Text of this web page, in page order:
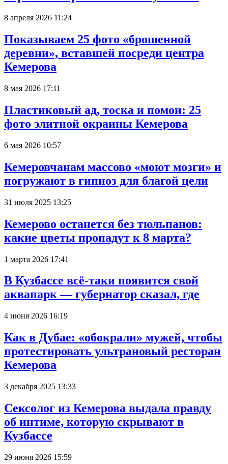
8 апреля 2026 11:24
Показываем 25 фото «брошенной
деревни», вставшей посреди центра
Кемерова
8 мая 2026 17:11
Пластиковый ад, тоска и помои: 25
фото элитной окраины Кемерова
6 мая 2026 10:57
Кемеровчанам массово «моют мозги» и
погружают в гипноз для благой цели
31 июля 2025 13:25
Кемерово останется без тюльпанов:
какие цветы пропадут к 8 марта?
1 марта 2026 17:41
В Кузбассе всё-таки появится свой
аквапарк — губернатор сказал, где
4 июня 2026 16:19
Как в Дубае: «обокрали» мужей, чтобы
протестировать ультрановый ресторан
Кемерова
3 декабря 2025 13:33
Сексолог из Кемерова выдала правду
об интиме, которую скрывают в
Кузбассе
29 июня 2026 15:59